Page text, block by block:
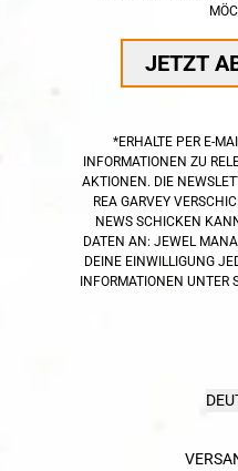
JETZT
*ERHALTE PER E-
INFORMATIONEN ZU
AKTIONEN. DIE
REA GARVEY
NEWS SCHICKEN
DATEN AN: JEWEL
DEINE EINWILLIGUNG
INFORMATIONEN UNTER